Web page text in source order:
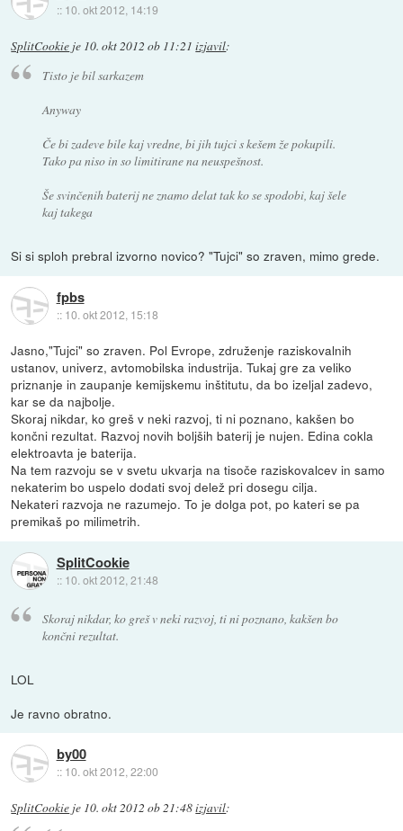
:: 10. okt 2012, 14:19
SplitCookie je 10. okt 2012 ob 11:21 izjavil:
Tisto je bil sarkazem
Anyway
Če bi zadeve bile kaj vredne, bi jih tujci s kešem že pokupili.
Tako pa niso in so limitirane na neuspešnost.
Še svinčenih baterij ne znamo delat tak ko se spodobi, kaj šele
kaj takega
Si si sploh prebral izvorno novico? "Tujci" so zraven, mimo grede.
fpbs
:: 10. okt 2012, 15:18
Jasno,"Tujci" so zraven. Pol Evrope, združenje raziskovalnih
ustanov, univerz, avtomobilska industrija. Tukaj gre za veliko
priznanje in zaupanje kemijskemu inštitutu, da bo izeljal zadevo,
kar se da najbolje.
Skoraj nikdar, ko greš v neki razvoj, ti ni poznano, kakšen bo
končni rezultat. Razvoj novih boljših baterij je nujen. Edina cokla
elektroavta je baterija.
Na tem razvoju se v svetu ukvarja na tisoče raziskovalcev in samo
nekaterim bo uspelo dodati svoj delež pri dosegu cilja.
Nekateri razvoja ne razumejo. To je dolga pot, po kateri se pa
premikaš po milimetrih.
SplitCookie
:: 10. okt 2012, 21:48
Skoraj nikdar, ko greš v neki razvoj, ti ni poznano, kakšen bo
končni rezultat.
LOL
Je ravno obratno.
by00
:: 10. okt 2012, 22:00
SplitCookie je 10. okt 2012 ob 21:48izjavil: